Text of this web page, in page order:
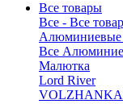
Все товары
Все - Все
Алюминиевые
Все
Малютка
Lord River
VOLZHANKA